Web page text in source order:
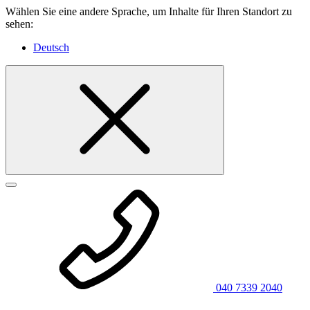
Wählen Sie eine andere Sprache, um Inhalte für Ihren Standort zu
sehen:
Deutsch
040 7339 2040